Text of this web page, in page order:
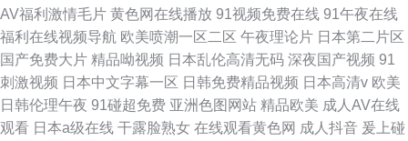
AV福利激情毛片 黄色网在线播放 91视频免费在线 91午夜在线
福利在线视频导航 欧美喷潮一区二区 午夜理论片 日本第二片区
国产免费大片 精品呦视频 日本乱伦高清无码 深夜国产视频 91
刺激视频 日本中文字幕一区 日韩免费精品视频 日本高清v 欧美
日韩伦理午夜 91碰超免费 亚洲色图网站 精品欧美 成人AV在线
观看 日本a级在线 干露脸熟女 在线观看黄色网 成人抖音 爰上碰